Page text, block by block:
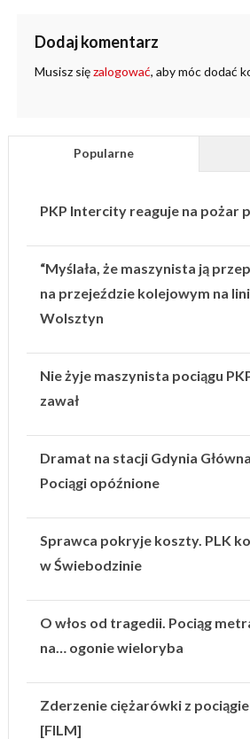
Dodaj komentarz
Musisz sięzalogować, aby móc dodać
Popularne
PKP Intercity reaguje na pożar
“Myślała, że maszynista ją
na przejeździe kolejowym na
Wolsztyn
Nie żyje maszynista pociągu
zawał
Dramat na stacji Gdynia
Pociągi opóźnione
Sprawca pokryje koszty. PLK
w Świebodzinie
O włos od tragedii. Pociąg
na… ogonie wieloryba
Zderzenie ciężarówki z
[FILM]